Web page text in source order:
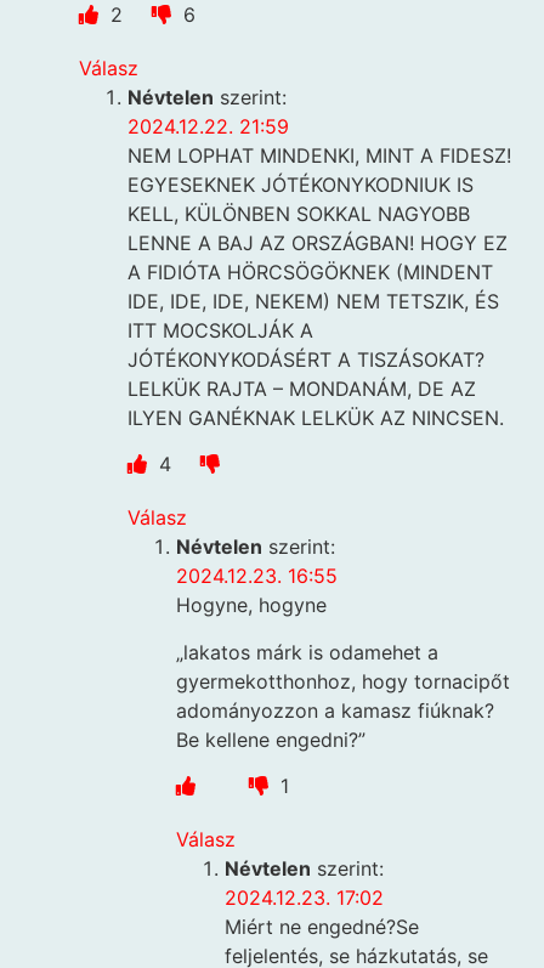
2
6
Válasz
Névtelen szerint:
2024.12.22. 21:59
NEM LOPHAT MINDENKI, MINT A FIDESZ!
EGYESEKNEK JÓTÉKONYKODNIUK IS
KELL, KÜLÖNBEN SOKKAL NAGYOBB
LENNE A BAJ AZ ORSZÁGBAN! HOGY EZ
A FIDIÓTA HÖRCSÖGÖKNEK (MINDENT
IDE, IDE, IDE, NEKEM) NEM TETSZIK, ÉS
ITT MOCSKOLJÁK A
JÓTÉKONYKODÁSÉRT A TISZÁSOKAT?
LELKÜK RAJTA – MONDANÁM, DE AZ
ILYEN GANÉKNAK LELKÜK AZ NINCSEN.
4
Válasz
Névtelen szerint:
2024.12.23. 16:55
Hogyne, hogyne
„lakatos márk is odamehet a
gyermekotthonhoz, hogy tornacipőt
adományozzon a kamasz fiúknak?
Be kellene engedni?”
1
Válasz
Névtelen szerint:
2024.12.23. 17:02
Miért ne engedné?Se
feljelentés, se házkutatás, se